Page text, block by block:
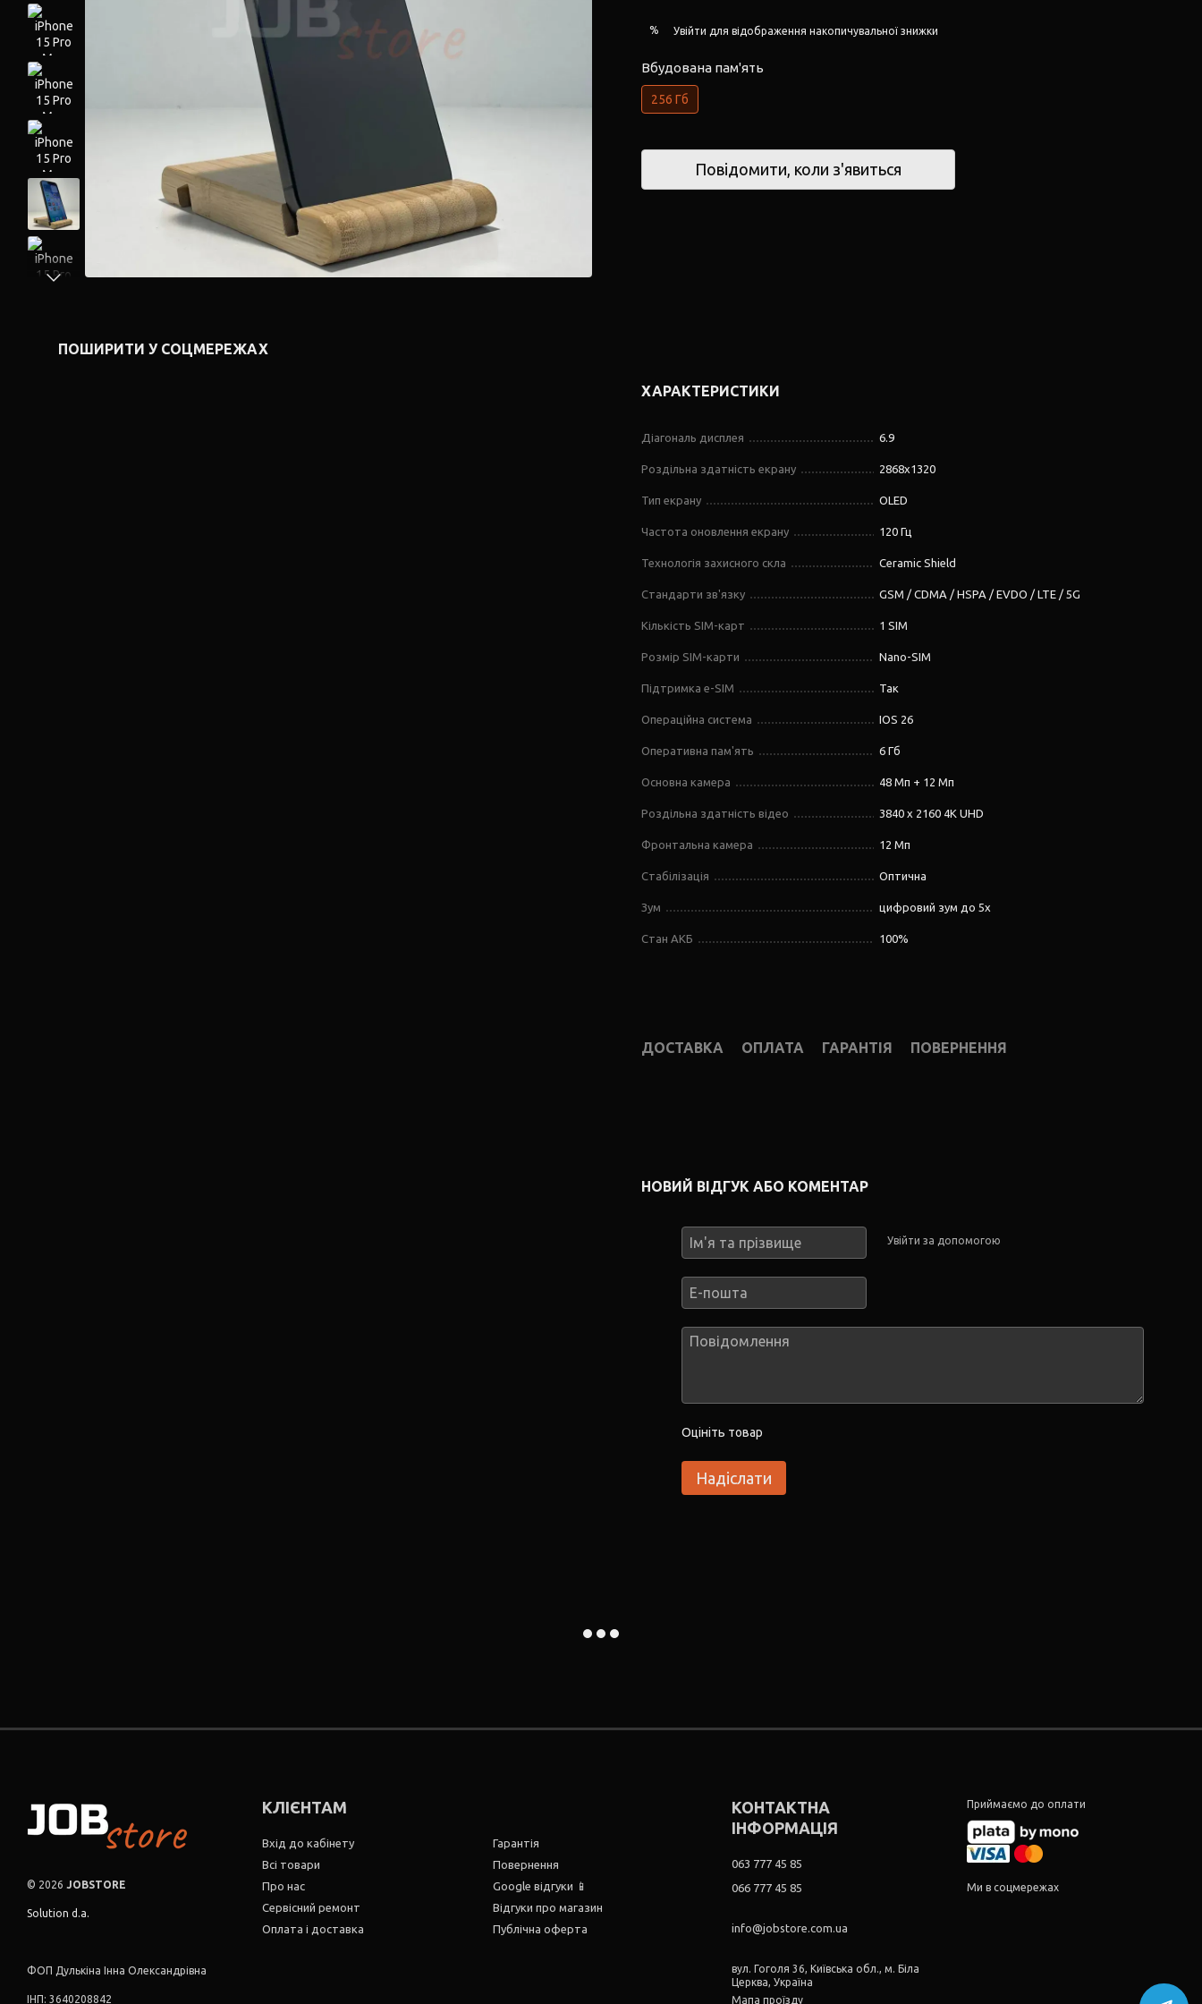
ПОШИРИТИ У СОЦМЕРЕЖАХ
% Увійти для відображення накопичувальної знижки
Вбудована пам'ять
256 Гб
Повідомити, коли з'явиться
ХАРАКТЕРИСТИКИ
Діагональ дисплея 6.9
Роздільна здатність екрану 2868х1320
Тип екрану OLED
Частота оновлення екрану 120 Гц
Технологія захисного скла Ceramic Shield
Стандарти зв'язку GSM / CDMA / HSPA / EVDO / LTE / 5G
Кількість SIM-карт 1 SIM
Розмір SIM-карти Nano-SIM
Підтримка e-SIM Так
Операційна система IOS 26
Оперативна пам'ять 6 Гб
Основна камера 48 Мп + 12 Мп
Роздільна здатність відео 3840 x 2160 4K UHD
Фронтальна камера 12 Мп
Стабілізація Оптична
Зум цифровий зум до 5x
Стан АКБ 100%
ДОСТАВКА ОПЛАТА ГАРАНТІЯ ПОВЕРНЕННЯ
НОВИЙ ВІДГУК АБО КОМЕНТАР
Увійти за допомогою
Оцініть товар
Надіслати
© 2026 JOBSTORE
Solution d.a.
ФОП Дулькіна Інна Олександрівна
ІНП: 3640208842
КЛІЄНТАМ
Вхід до кабінету
Всі товари
Про нас
Сервісний ремонт
Оплата і доставка
Гарантія
Повернення
Google відгуки 📱
Відгуки про магазин
Публічна оферта
КОНТАКТНА
ІНФОРМАЦІЯ
063 777 45 85
066 777 45 85
info@jobstore.com.ua
вул. Гоголя 36, Київська обл., м. Біла
Церква, Україна
Мапа проїзду
Приймаємо до оплати
Ми в соцмережах